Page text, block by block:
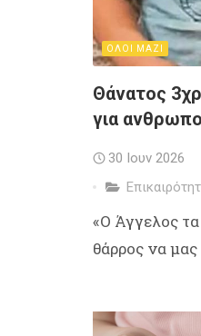
ΟΛΟΙ ΜΑΖΙ
Θάνατος
για
30 Ιουν 2026
«Ο Άγγελος
θάρρος να μας